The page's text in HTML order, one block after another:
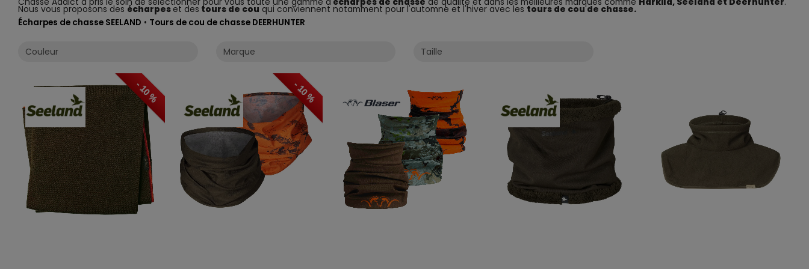
Nous vous proposons des écharpes et des tours de cou qui conviennent notamment pour l'automne et l'hiver avec les tours de cou de chasse.
Écharpes de chasse SEELAND • Tours de cou de chasse DEERHUNTER
- 10 %
- 10 %